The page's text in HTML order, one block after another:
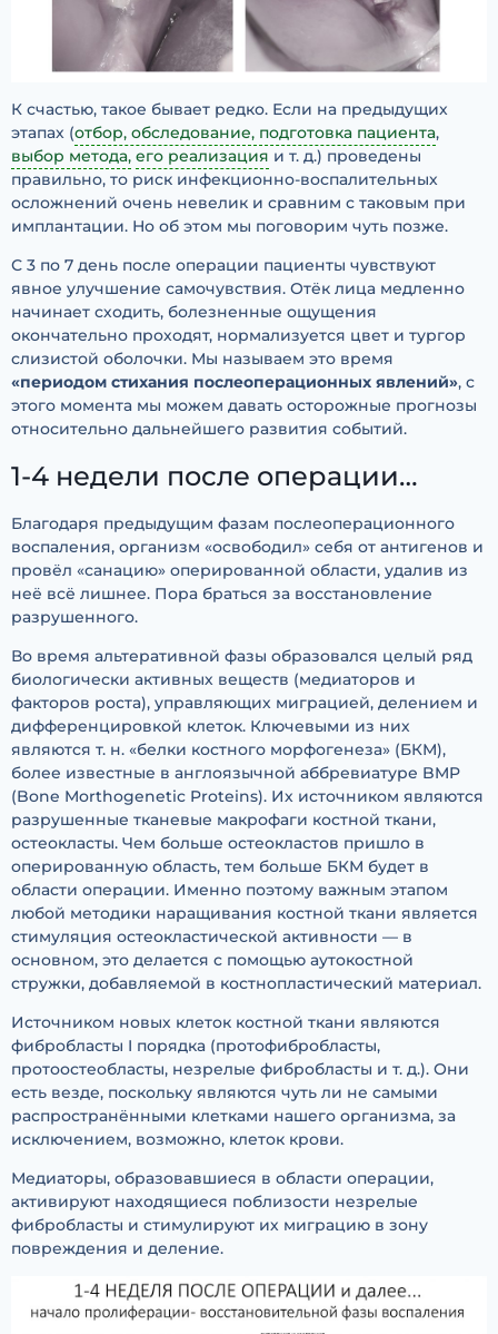
К счастью, такое бывает редко. Если на предыдущих
этапах (отбор, обследование, подготовка пациента,
выбор метода, его реализация и т. д.) проведены
правильно, то риск инфекционно-воспалительных
осложнений очень невелик и сравним с таковым при
имплантации. Но об этом мы поговорим чуть позже.
С 3 по 7 день после операции пациенты чувствуют
явное улучшение самочувствия. Отёк лица медленно
начинает сходить, болезненные ощущения
окончательно проходят, нормализуется цвет и тургор
слизистой оболочки. Мы называем это время
«периодом стихания послеоперационных явлений», с
этого момента мы можем давать осторожные прогнозы
относительно дальнейшего развития событий.
1-4 недели после операции…
Благодаря предыдущим фазам послеоперационного
воспаления, организм «освободил» себя от антигенов и
провёл «санацию» оперированной области, удалив из
неё всё лишнее. Пора браться за восстановление
разрушенного.
Во время альтеративной фазы образовался целый ряд
биологически активных веществ (медиаторов и
факторов роста), управляющих миграцией, делением и
дифференцировкой клеток. Ключевыми из них
являются т. н. «белки костного морфогенеза» (БКМ),
более известные в англоязычной аббревиатуре BMP
(Bone Morthogenetic Proteins). Их источником являются
разрушенные тканевые макрофаги костной ткани,
остеокласты. Чем больше остеокластов пришло в
оперированную область, тем больше БКМ будет в
области операции. Именно поэтому важным этапом
любой методики наращивания костной ткани является
стимуляция остеокластической активности — в
основном, это делается с помощью аутокостной
стружки, добавляемой в костнопластический материал.
Источником новых клеток костной ткани являются
фибробласты I порядка (протофибробласты,
протоостеобласты, незрелые фибробласты и т. д.). Они
есть везде, поскольку являются чуть ли не самыми
распространёнными клетками нашего организма, за
исключением, возможно, клеток крови.
Медиаторы, образовавшиеся в области операции,
активируют находящиеся поблизости незрелые
фибробласты и стимулируют их миграцию в зону
повреждения и деление.